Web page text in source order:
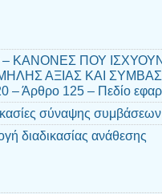
ΚΑΝΟΝΕΣ ΠΟΥ
ΑΞΙΑΣ ΚΑΙ
Άρθρο 125 – Πεδίο
σύναψης συμβάσεων
διαδικασίας ανάθεσης